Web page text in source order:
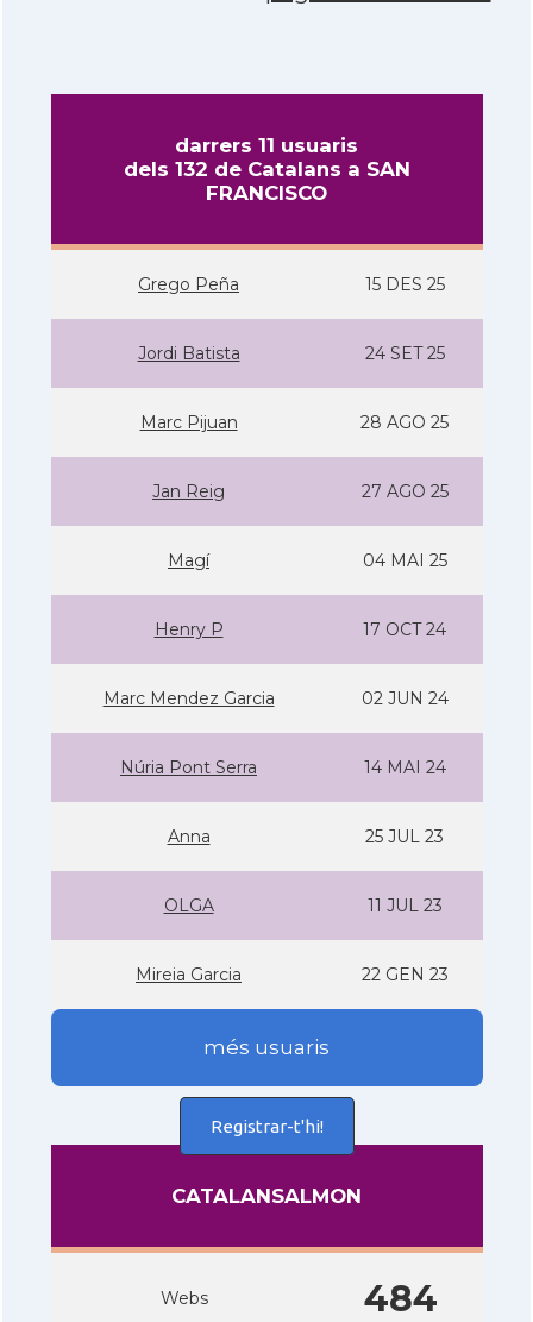
darrers 11 usuaris
dels 132 de Catalans a SAN
FRANCISCO
Grego Peña 15 DES 25
Jordi Batista 24 SET 25
Marc Pijuan 28 AGO 25
Jan Reig 27 AGO 25
Magí 04 MAI 25
Henry P 17 OCT 24
Marc Mendez Garcia 02 JUN 24
Núria Pont Serra 14 MAI 24
Anna 25 JUL 23
OLGA 11 JUL 23
Mireia Garcia 22 GEN 23
més usuaris
Registrar-t'hi!
CATALANSALMON
Webs 484